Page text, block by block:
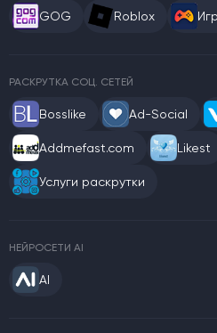
GOG Roblox
РАСКРУТКА СОЦ. СЕТЕЙ
Bosslike Ad-Social
Addmefast.com Likest
Услуги раскрутки
НЕЙРОСЕТИ AI
AI